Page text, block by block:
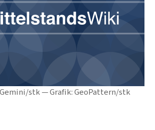
stk — Grafik: GeoPattern/stk